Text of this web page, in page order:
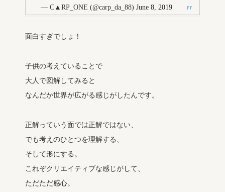
— C▲RP_ONE (@carp_da_88) June 8, 2019
面白すぎでしょ！
子供の考えていることで
大人で図解してみると
なんだか世界が広がる感じがしたんです。
正解っていう面では正解ではない、
でも考えのひとつを理解する、
そして形にする。
これぞクリエイティブな感じがして、
ただただ感心。